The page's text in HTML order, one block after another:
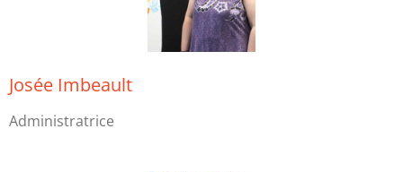
Josée Imbeault
Administratrice